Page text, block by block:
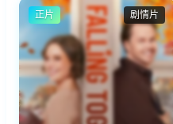
剧情片
正片